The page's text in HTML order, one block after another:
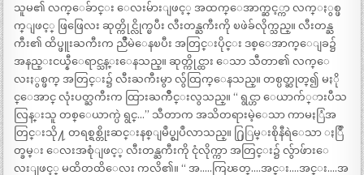
သူမ၏ လက္ေခ်ာင္း ေလးမ်ားျဖင့္ အထက္ေအာက္ဆင့္ကာ လက္ႏွစ္ဖ
က္ျဖင့္ ဖြဖြေလး ဆုတ္ကိုင္လိုက္ၿပီး လီးတန္ႀကီးကို ၿဖဲခ်လိုက္သည္။ လီးတန္ႀ
ကီး၏ ထိပ္ဖူးႀကီးက ညိဳမဲေနၿပီး အတြင္းပိုင္း ဒစ္ေအာက္ေျခ၌
အနည္းငယ္နီေရာင္သန္းေနသည္။ ဆုတ္ကိုင္ထား ေသာ သီတာ၏ လက္ေ
လးႏွစ္ဖက္ အတြင္း၌ လီးႀကီးမွာ လွ်ံထြက္ေနသည္။ တစ္ပတ္ဆုတ္၍ မႏို
င္ေအာင္ လုံးပတ္ႀကီးက ထြားႀကိဳင္းလွသည္။ “ ရွင္ဟာ ေယာက်္ားပီသ
လြန္းသူ တစ္ေယာက္ပဲ ရွင္…” သီတာက အသိတရားမဲ့ေသာ ကာမႏြံအ
တြင္းသို႔ တရစ္ရစ္တိုးဆင္းနစ္ျမဳပ္စျပဳလာသည္။ ႐ြြမ္းစိုနီရဲေသာ ႏြဳ
တ္ခမ္း ေလးအစုံျဖင့္ လီးတန္ႀကီးကို ငုံလိုက္ကာ အတြင္း၌ လွ်ာဖ်ားေ
လးျဖင့္ မထိတထိေလး ကလိ၏။ “ အ…..ကြၽတ္….အင္း….အင္း….အ